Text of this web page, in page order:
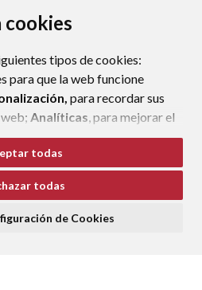
cookies
tipos de cookies:
para que la web funcione
para recordar sus
Analíticas, para mejorar el
y sus servicios.
“Aceptar todas”
uso. Si pulsa el botón
las cookies técnicas
todas
todas
de Cookies
DE COOKIES